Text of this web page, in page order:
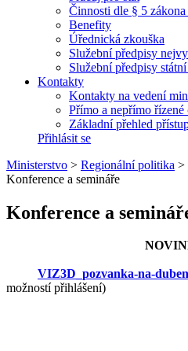
Činnosti dle § 5
Benefity
Úřednická zkouška
Služební předpisy
Služební předpisy
Kontakty
Kontakty na vedení
Přímo a nepřímo řízené
Základní přehled
Přihlásit se
Ministerstvo > Regionální politika >
Konference a semináře
Konference a
VIZ3D_pozvanka-na-
možností přihlášení)